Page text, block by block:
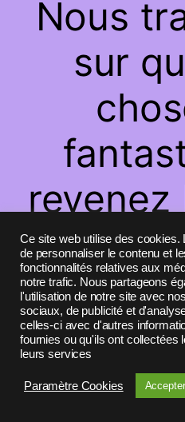
Nous
sur
Ce site web utilise des
de personnaliser le contenu et
fonctionnalités relatives aux
notre trafic. Nous partageons
l'utilisation de notre site avec
sociaux, de publicité et
celles-ci avec d'autres
fournies ou qu'ils ont collectées
leurs services
Paramètre Cookies Accepter